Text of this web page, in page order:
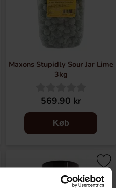
Maxons Stupidly Sour Jar Lime
3kg
569.90 kr
Køb